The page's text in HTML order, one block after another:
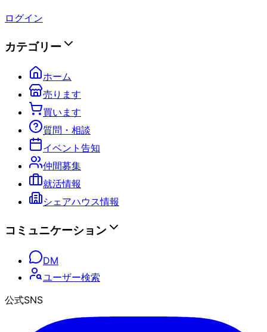
ログイン
カテゴリー
ホーム
売ります
買います
質問・相談
イベント告知
仲間募集
就活情報
シェアハウス情報
コミュニケーション
DM
ユーザー検索
公式SNS